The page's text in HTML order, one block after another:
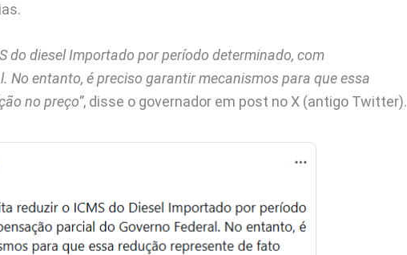
do diesel Importado por período determinado, com
No entanto, é preciso garantir mecanismos para que essa
no preço”, disse o governador em post no X (antigo Twitter).